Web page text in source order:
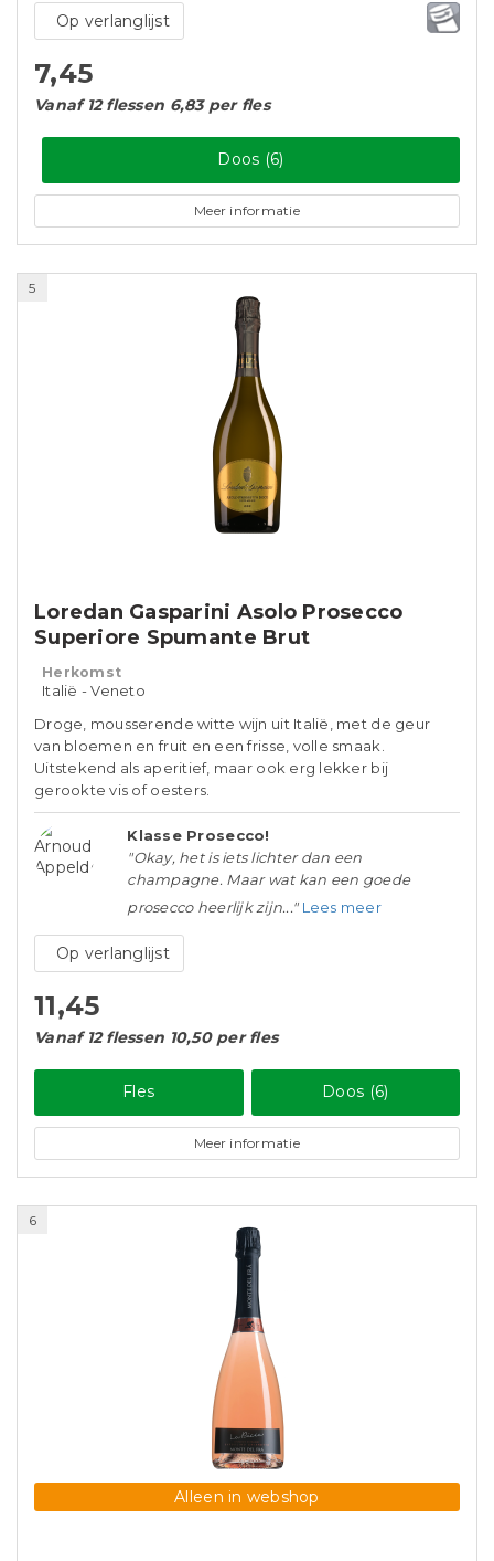
Op verlanglijst
7,45
Vanaf 12 flessen 6,83 per fles
Doos (6)
Meer informatie
5
Loredan Gasparini Asolo Prosecco
Superiore Spumante Brut
Herkomst
Italië - Veneto
Droge, mousserende witte wijn uit Italië, met de geur
van bloemen en fruit en een frisse, volle smaak.
Uitstekend als aperitief, maar ook erg lekker bij
gerookte vis of oesters.
Klasse Prosecco!
"Okay, het is iets lichter dan een
champagne. Maar wat kan een goede
prosecco heerlijk zijn..." Lees meer
Op verlanglijst
11,45
Vanaf 12 flessen 10,50 per fles
Fles Doos (6)
Meer informatie
6
Alleen in webshop